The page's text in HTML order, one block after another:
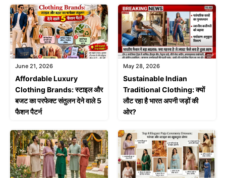
June 21, 2026
Affordable Luxury
Clothing Brands: स्टाइल और
बजट का परफेक्ट संतुलन देने वाले 5
फैशन पैटर्न
May 28, 2026
Sustainable Indian
Traditional Clothing: क्यों
लौट रहा है भारत अपनी जड़ों की
ओर?